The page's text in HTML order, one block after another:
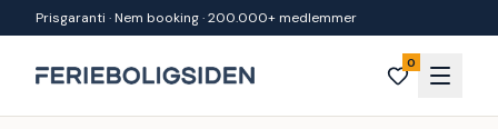
Spring til indhold
Prisgaranti · Nem booking · 200.000+ medlemmer
0